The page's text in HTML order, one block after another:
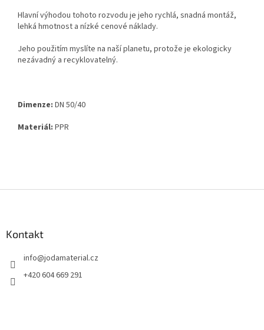
Hlavní výhodou tohoto rozvodu je jeho rychlá, snadná montáž,
lehká hmotnost a nízké cenové náklady.
Jeho použitím myslíte na naší planetu, protože je ekologicky
nezávadný a recyklovatelný.
Dimenze: DN 50/40
Materiál: PPR
Kontakt
info@jodamaterial.cz
+420 604 669 291